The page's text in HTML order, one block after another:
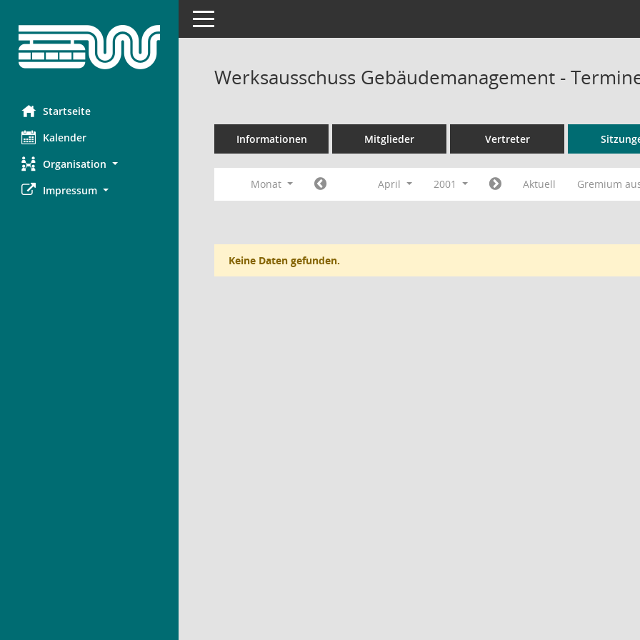
Startseite
Kalender
Organisation
Impressum
Toggle navigation
Werksausschuss Gebäudemanagement -
Informationen Mitglieder Vertreter
Monat April 2001 Aktuell Gremium
Keine Daten gefunden.